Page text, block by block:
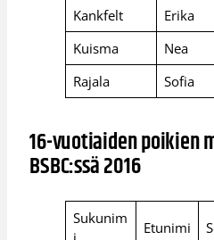
Kankfelt
Erika
Kuisma
Nea
Rajala
Sofia
16-vuotiaiden poikien
BSBC:ssä 2016
Sukunim
Etunimi